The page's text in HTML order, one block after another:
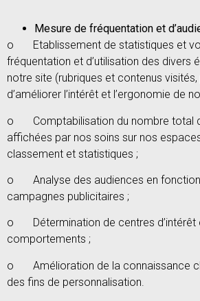
Mesure de fréquentation et
o Etablissement de statistiques et
fréquentation et d’utilisation des divers
notre site (rubriques et contenus
d’améliorer l’intérêt et l’ergonomie de
o Comptabilisation du nombre total
affichées par nos soins sur nos
classement et statistiques ;
o Analyse des audiences en fonction
campagnes publicitaires ;
o Détermination de centres d’intérêt
comportements ;
o Amélioration de la connaissance
des fins de personnalisation.